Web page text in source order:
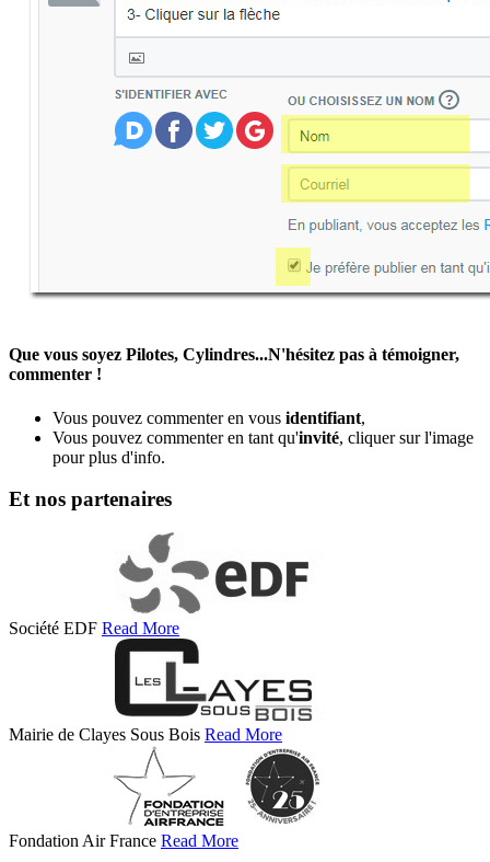
Que vous soyez Pilotes, Cylindres...N'hésitez pas à témoigner,
commenter !
Vous pouvez commenter en vous identifiant,
Vous pouvez commenter en tant qu'invité, cliquer sur l'image
pour plus d'info.
Et nos partenaires
Société EDF Read More
Mairie de Clayes Sous Bois Read More
Fondation Air France Read More